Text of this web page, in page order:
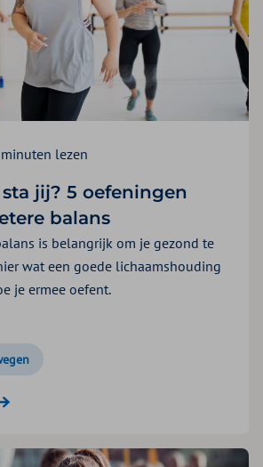
lezen
jij? 5 oefeningen
balans
is belangrijk om je gezond te
wat een goede lichaamshouding
je ermee oefent.